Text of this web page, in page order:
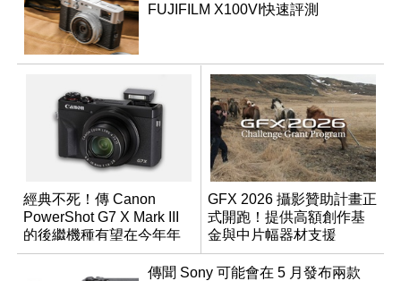
FUJIFILM X100VI快速評測
經典不死！傳 Canon
PowerShot G7 X Mark III
的後繼機種有望在今年年
底前推出？
GFX 2026 攝影贊助計畫正
式開跑！提供高額創作基
金與中片幅器材支援
傳聞 Sony 可能會在 5 月發布兩款